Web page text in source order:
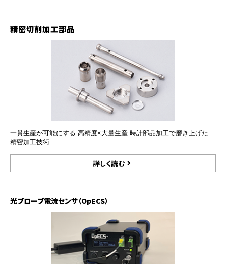
精密切削加工部品
一貫生産が可能にする 高精度×大量生産 時計部品加工で磨き上げた
精密加工技術
詳しく読む
光プローブ電流センサ（OpECS）